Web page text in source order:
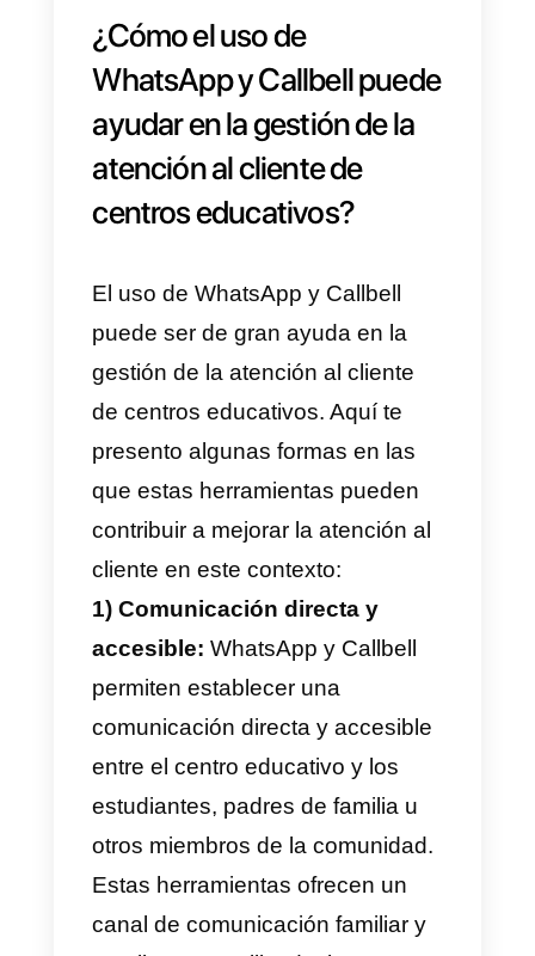
Comunicación
instantánea y
en tiempo real
El uso deWhatsApp y Callbell
ayudará a las instituciones
educativas en la gestión de sus
estudiantes, posibles clientes y
personal administrativo. Esto se
debe a la interacción que hay a
atracción de nuevos estudiantes
que se comunican con las
instituciones por WhatsApp para
hacer preguntas y obtener
información. Entre las cosas que
se podrán realizar, tenemos: